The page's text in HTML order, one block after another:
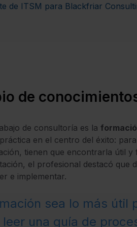
de ITSM para Blackfriar
de
de consultoría es la
en el centro del éxito:
tienen que encontrarla útil y
el profesional destacó que
e implementar.
sea lo más útil
una guía de